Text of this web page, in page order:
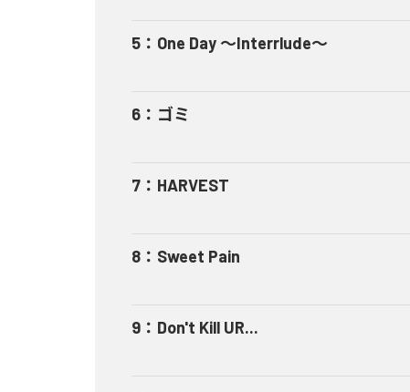
5 ： One Day ～Interrlude～
6 ： ゴミ
7 ： HARVEST
8 ： Sweet Pain
9 ： Don't Kill UR...